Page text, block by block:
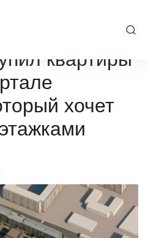
купил квартиры в ветхом
квартиры
хочет